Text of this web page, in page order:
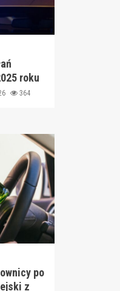
roku
364
po
z